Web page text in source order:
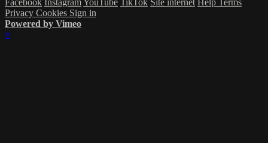
Privacy Cookies Sign in
Powered by Vimeo
×